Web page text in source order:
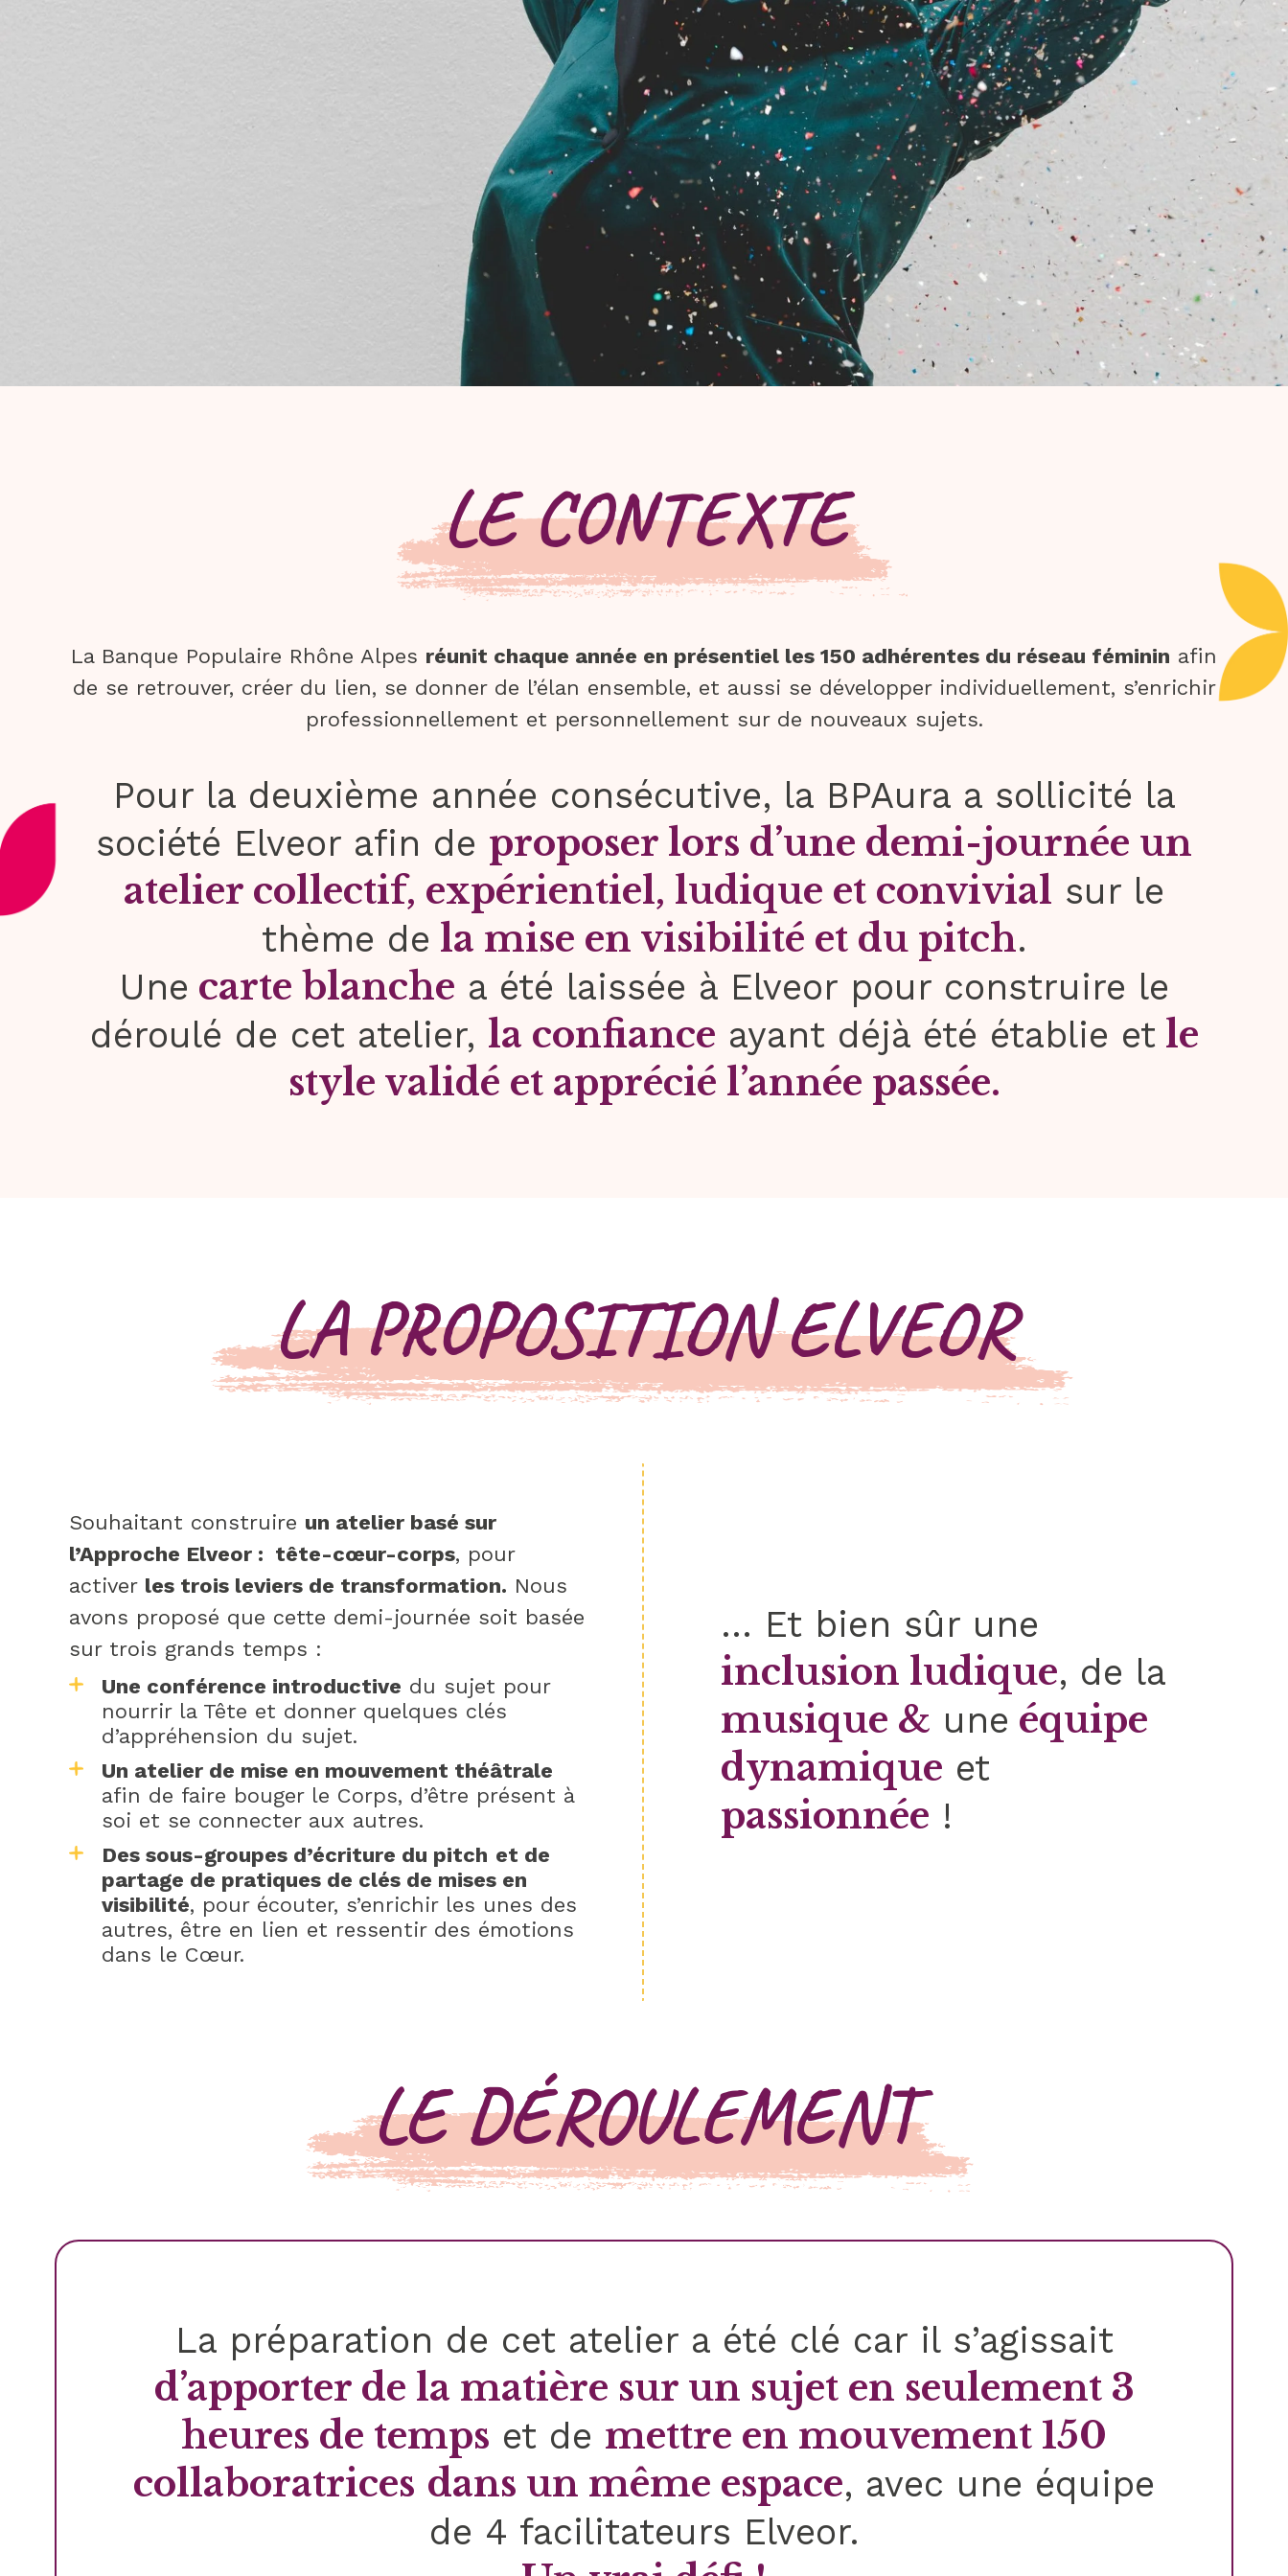
LE CONTEXTE
La Banque Populaire Rhône Alpes réunit chaque année en présentiel les 150 adhérentes du réseau féminin afin
de se retrouver, créer du lien, se donner de l’élan ensemble, et aussi se développer individuellement, s’enrichir
professionnellement et personnellement sur de nouveaux sujets.
Pour la deuxième année consécutive, la BPAura a sollicité la
société Elveor afin de proposer lors d’une demi-journée un
atelier collectif, expérientiel, ludique et convivial sur le
thème de la mise en visibilité et du pitch.
Une carte blanche a été laissée à Elveor pour construire le
déroulé de cet atelier, la confiance ayant déjà été établie etle
style validé et apprécié l’année passée.
LA PROPOSITION ELVEOR
Souhaitant construire un atelier basé sur
l’Approche Elveor : tête-cœur-corps, pour
activer les trois leviers de transformation. Nous
avons proposé que cette demi-journée soit basée
sur trois grands temps :
Une conférence introductive du sujet pour
nourrir la Tête et donner quelques clés
d’appréhension du sujet.
Un atelier de mise en mouvement théâtrale
afin de faire bouger le Corps, d’être présent à
soi et se connecter aux autres.
Des sous-groupes d’écriture du pitch et de
partage de pratiques de clés de mises en
visibilité, pour écouter, s’enrichir les unes des
autres, être en lien et ressentir des émotions
dans le Cœur.
… Et bien sûr une
inclusion ludique, de la
musique & une équipe
dynamique et
passionnée !
LE DÉROULEMENT
La préparation de cet atelier a été clé car il s’agissait
d’apporter de la matière sur un sujet en seulement 3
heures de temps et de mettre en mouvement 150
collaboratrices dans un même espace, avec une équipe
de 4 facilitateurs Elveor.